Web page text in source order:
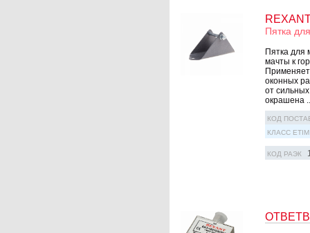
Пятка
Пятка для
мачты к
оконныx
от
окрашена
КОД
КЛАСС ETIM
КОД РАЭК